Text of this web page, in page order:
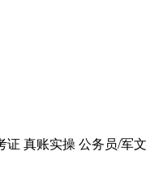
证 真账实操 公务员/军文